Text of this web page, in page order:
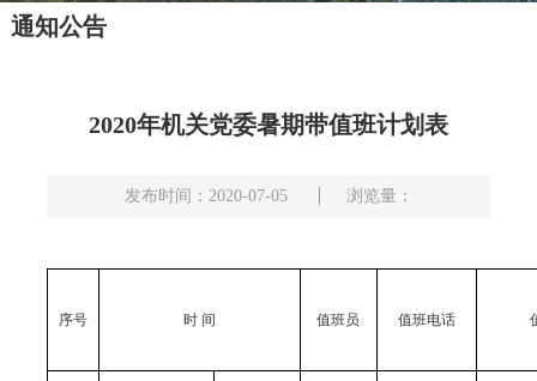
通知公告
2020年机关党委暑期带值班计划表
发布时间：2020-07-05 浏览量：
序号 时 间 值班员 值班电话